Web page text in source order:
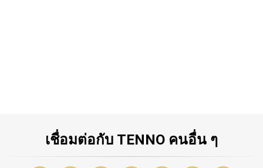
เชื่อมต่อกับ TENNO คนอื่น ๆ